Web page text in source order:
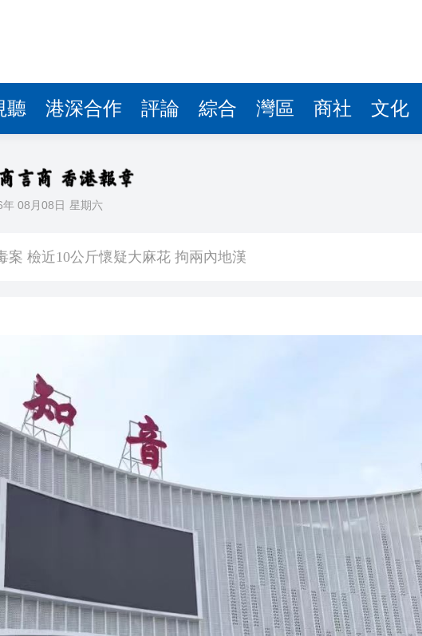
聽 港深合作 評論 綜合 灣區 商社 文化
年 08月08日 星期六
案 檢近10公斤懷疑大麻花 拘兩內地漢
升可能性有多大？
球新規則 第三屆滬深港國際法律服務大會暨第二屆「和・界」
研討會 建言獻策推動體育產業化